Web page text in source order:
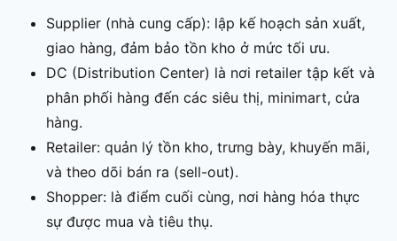
Supplier (nhà cung cấp): lập kế hoạch sản xuất,
giao hàng, đảm bảo tồn kho ở mức tối ưu.
DC (Distribution Center) là nơi retailer tập kết và
phân phối hàng đến các siêu thị, minimart, cửa
hàng.
Retailer: quản lý tồn kho, trưng bày, khuyến mãi,
và theo dõi bán ra (sell-out).
Shopper: là điểm cuối cùng, nơi hàng hóa thực
sự được mua và tiêu thụ.